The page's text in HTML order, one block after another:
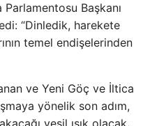
Başkanı
“Dinledik, harekete
temel endişelerinden
ve Yeni Göç ve İltica
yönelik son adım,
yeşil ışık olacak.